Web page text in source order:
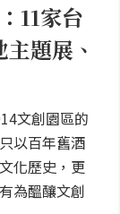
11家台
題展、
文創園區的
以百年舊酒
化歷史，更
為醞釀文創